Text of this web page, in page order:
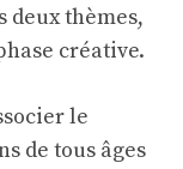
deux thèmes,
créative.
le
de tous âges